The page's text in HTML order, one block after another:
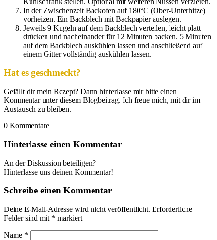
In der Zwischenzeit Backofen auf 180°C (Ober-Unterhitze)
vorheizen. Ein Backblech mit Backpapier auslegen.
Jeweils 9 Kugeln auf dem Backblech verteilen, leicht platt
drücken und nacheinander für 12 Minuten backen. 5 Minuten
auf dem Backblech auskühlen lassen und anschließend auf
einem Gitter vollständig auskühlen lassen.
Hat es geschmeckt?
Gefällt dir mein Rezept? Dann hinterlasse mir bitte einen
Kommentar unter diesem Blogbeitrag. Ich freue mich, mit dir im
Austausch zu bleiben.
0 Kommentare
Hinterlasse einen Kommentar
An der Diskussion beteiligen?
Hinterlasse uns deinen Kommentar!
Schreibe einen Kommentar
Deine E-Mail-Adresse wird nicht veröffentlicht. Erforderliche
Felder sind mit * markiert
Name *